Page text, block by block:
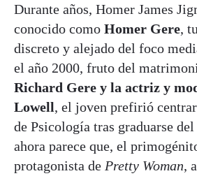
Durante años, Homer James
conocido como Homer Gere,
discreto y alejado del foco
el año 2000, fruto del
Richard Gere y la actriz y
Lowell, el joven prefirió
de Psicología tras graduarse
ahora parece que, el
protagonista de Pretty Woman,